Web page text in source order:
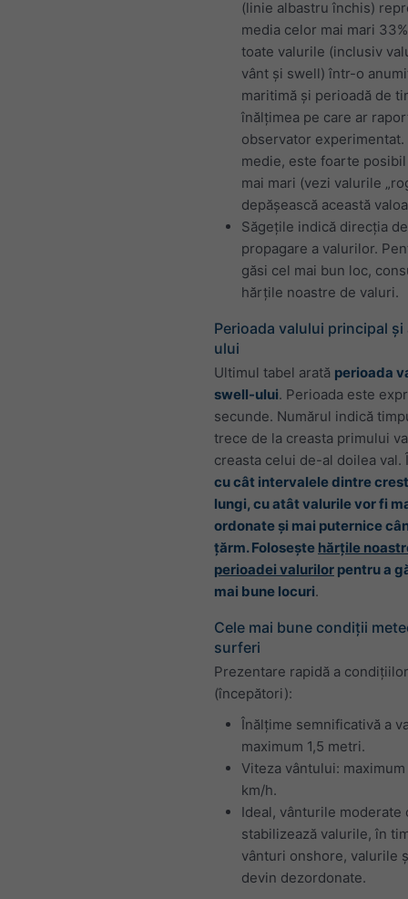
(linie albastru închis)
media celor mai mari
toate valurile (inclusiv
vânt și swell) într-o
maritimă și perioadă de
înălțimea pe care ar
observator experimentat.
medie, este foarte
mai mari (vezi valurile
depășească această
Săgețile indică direcția de
propagare a valurilor.
găsi cel mai bun loc,
hărțile noastre de valuri.
Perioada valului principal și
ului
Ultimul tabel arată perioada
swell-ului. Perioada este
secunde. Numărul indică
trece de la creasta primului
creasta celui de-al doilea val.
cu cât intervalele dintre
lungi, cu atât valurile vor fi
ordonate și mai puternice
țărm. Folosește hărțile
perioadei valurilor pentru a
mai bune locuri.
Cele mai bune condiții
surferi
Prezentare rapidă a
(începători):
Înălțime semnificativă a
maximum 1,5 metri.
Viteza vântului:
km/h.
Ideal, vânturile moderate
stabilizează valurile, în
vânturi onshore, valurile
devin dezordonate.